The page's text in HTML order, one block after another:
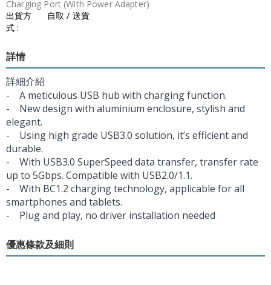
Charging Port (With Power Adapter)
出貨方
式 :
自取 / 送貨
詳情
詳細介紹
- A meticulous USB hub with charging function.
- New design with aluminium enclosure, stylish and
elegant.
- Using high grade USB3.0 solution, it’s efficient and
durable.
- With USB3.0 SuperSpeed data transfer, transfer rate
up to 5Gbps. Compatible with USB2.0/1.1.
- With BC1.2 charging technology, applicable for all
smartphones and tablets.
- Plug and play, no driver installation needed
優惠條款及細則